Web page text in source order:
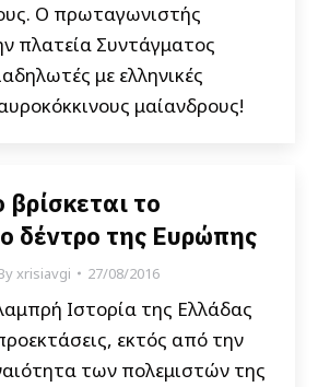
Ο πρωταγωνιστής
πλατεία Συντάγματος
με ελληνικές
μαίανδρους!
βρίσκεται το
δέντρο της Ευρώπης
xrisiavgi 27/08/2016
Ιστορία της Ελλάδας
εκτός από την
των πολεμιστών της